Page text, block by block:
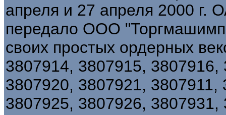
апреля и 27 апреля 2000 г.
передало ООО
своих простых ордерных
3807914, 3807915,
3807920, 3807921,
3807925, 3807926,